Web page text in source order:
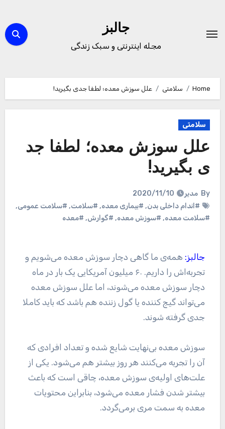
content
جالبز
مجله اینترنتی و سبک زندگی
Home سلامتی علل سوزش معده؛ لطفا جدی بگیرید!
سلامتی
علل سوزش معده؛ لطفا جد
ی بگیرید!
By مدیر
2020/11/10
#اندام داخلی بدن, #بیماری معده, #سلامت, #سلامت عمومی,
#سلامت معده, #سوزش معده, #گوارش, #معده
جالبز: همه‌ی ما گاهی دچار سوزش معده می‌شویم و
تجربه‌اش را داریم. ۶۰ میلیون آمریکایی یک بار در ماه
دچار سوزش معده می‌شوند، اما علل سوزش معده
می‌تواند گیج کننده یا گول زننده هم باشد که باید کاملا
جدی گرفته شوند.
سوزش معده بی‌نهایت شایع شده و تعداد افرادی که
آن را تجربه می‌کنند هر روز بیشتر هم می‌شود. یکی از
علت‌های اولیه‌ی سوزش معده، چاقی است که باعث
بیشتر شدن فشار معده می‌شود، بنابراین محتویات
معده به سمت مری برمی‌گردد.